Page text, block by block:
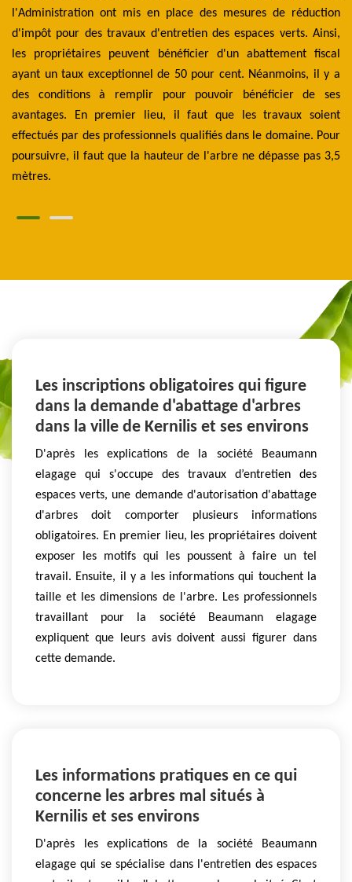
l'Administration ont mis en place des mesures de réduction
d'impôt pour des travaux d'entretien des espaces verts. Ainsi,
les propriétaires peuvent bénéficier d'un abattement fiscal
ayant un taux exceptionnel de 50 pour cent. Néanmoins, il y a
des conditions à remplir pour pouvoir bénéficier de ses
avantages. En premier lieu, il faut que les travaux soient
effectués par des professionnels qualifiés dans le domaine. Pour
poursuivre, il faut que la hauteur de l'arbre ne dépasse pas 3,5
mètres.
Les inscriptions obligatoires qui figure
dans la demande d'abattage d'arbres
dans la ville de Kernilis et ses environs
D'après les explications de la société Beaumann
elagage qui s'occupe des travaux d’entretien des
espaces verts, une demande d'autorisation d'abattage
d'arbres doit comporter plusieurs informations
obligatoires. En premier lieu, les propriétaires doivent
exposer les motifs qui les poussent à faire un tel
travail. Ensuite, il y a les informations qui touchent la
taille et les dimensions de l'arbre. Les professionnels
travaillant pour la société Beaumann elagage
expliquent que leurs avis doivent aussi figurer dans
cette demande.
Les informations pratiques en ce qui
concerne les arbres mal situés à
Kernilis et ses environs
D'après les explications de la société Beaumann
elagage qui se spécialise dans l'entretien des espaces